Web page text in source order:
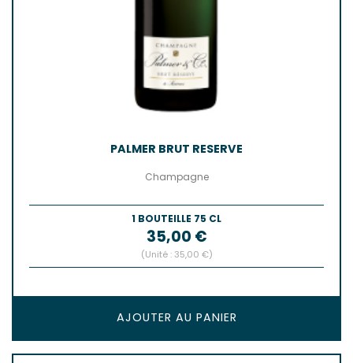
PALMER BRUT RESERVE
Champagne
1 BOUTEILLE 75 CL
Prix
35,00 €
(Unité : 35,00 €)
AJOUTER AU PANIER